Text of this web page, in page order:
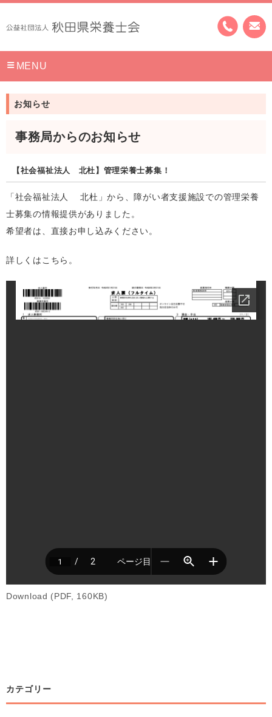
MENU
お知らせ
事務局からのお知らせ
【社会福祉法人 北杜】管理栄養士募集！
「社会福祉法人 北杜」から、障がい者支援施設での管理栄養
士募集の情報提供がありました。
希望者は、直接お申し込みください。
詳しくはこちら。
Download (PDF, 160KB)
カテゴリー